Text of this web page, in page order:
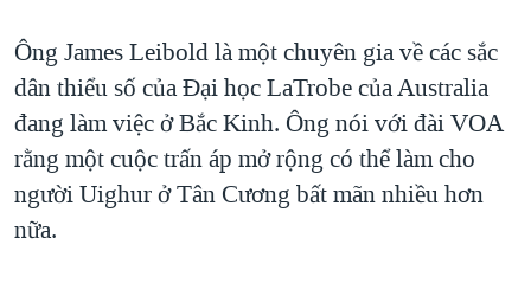
Ông James Leibold là một chuyên gia về các sắc
dân thiểu số của Ðại học LaTrobe của Australia
đang làm việc ở Bắc Kinh. Ông nói với đài VOA
rằng một cuộc trấn áp mở rộng có thể làm cho
người Uighur ở Tân Cương bất mãn nhiều hơn
nữa.